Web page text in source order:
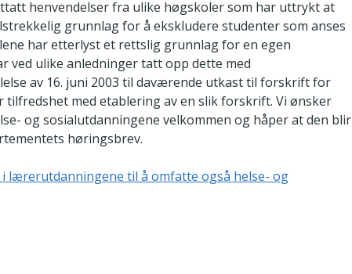
henvendelser fra ulike høgskoler som har uttrykt at
grunnlag for å ekskludere studenter som anses
har etterlyst et rettslig grunnlag for en egen
ved ulike anledninger tatt opp dette med
av 16. juni 2003 til daværende utkast til forskrift for
med etablering av en slik forskrift. Vi ønsker
og sosialutdanningene velkommen og håper at den blir
høringsbrev.
til å omfatte også helse- og